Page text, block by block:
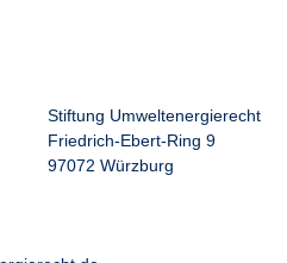
Stiftung Umweltenergierecht
Friedrich-Ebert-Ring 9
97072 Würzburg